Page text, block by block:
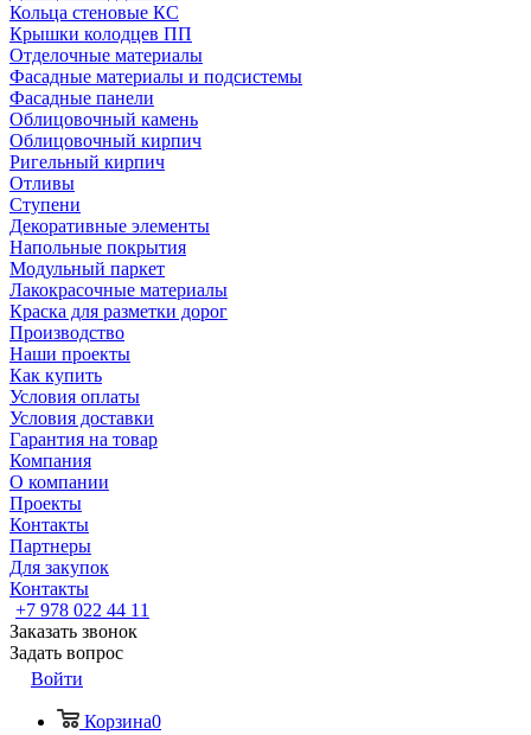
Кольца стеновые КС
Крышки колодцев ПП
Отделочные материалы
Фасадные материалы и подсистемы
Фасадные панели
Облицовочный камень
Облицовочный кирпич
Ригельный кирпич
Отливы
Ступени
Декоративные элементы
Напольные покрытия
Модульный паркет
Лакокрасочные материалы
Краска для разметки дорог
Производство
Наши проекты
Как купить
Условия оплаты
Условия доставки
Гарантия на товар
Компания
О компании
Проекты
Контакты
Партнеры
Для закупок
Контакты
+7 978 022 44 11
Заказать звонок
Задать вопрос
Войти
Корзина0